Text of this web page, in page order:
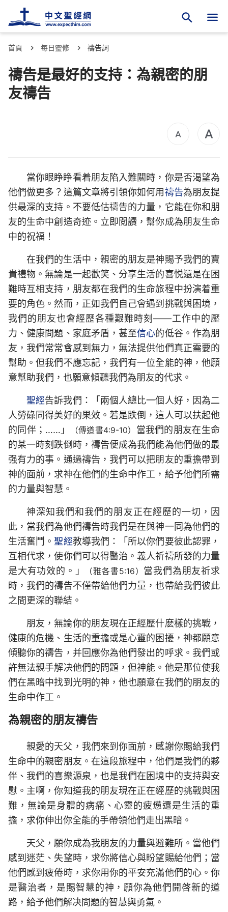
首頁 每日靈修 禱告詞
禱告是最好的支持：為親密的朋
友禱告
當你眼睁睁看着朋友陷入難關時，你是否渴望為
他們做更多？這篇文章將引領你如何用禱告為朋友提
供最深的支持。不要低估禱告的力量，它能在你和朋
友的生命中創造奇迹。立即閲讀，幫你成為朋友生命
中的祝福！
在我們的生活中，親密的朋友是神賜予我們的寶
貴禮物。無論是一起歡笑、分享生活的喜悦還是在困
難時互相支持，朋友都在我們的生命旅程中扮演着重
要的角色。然而，正如我們自己會遇到挑戰與困境，
我們的朋友也會經歷各種艱難時刻——工作中的壓
力、健康問題、家庭矛盾，甚至信心的低谷。作為朋
友，我們常常會感到無力，無法提供他們真正需要的
幫助。但我們不應忘記，我們有一位全能的神，他願
意幫助我們，也願意傾聽我們為朋友的代求。
聖經告訴我們：「兩個人總比一個人好，因為二
人勞碌同得美好的果效。若是跌倒，這人可以扶起他
的同伴；……」
（傳道書4:9-10） 當我們的朋友在生命
的某一時刻跌倒時，禱告便成為我們能為他們做的最
强有力的事。通過禱告，我們可以把朋友的重擔帶到
神的面前，求神在他們的生命中作工，給予他們所需
的力量與智慧。
神深知我們和我們的朋友正在經歷的一切，因
此，當我們為他們禱告時我們是在與神一同為他們的
生活奮鬥。聖經教導我們：「所以你們要彼此認罪，
互相代求，使你們可以得醫治。義人祈禱所發的力量
是大有功效的。」
（雅各書5:16） 當我們為朋友祈求
時，我們的禱告不僅帶給他們力量，也帶給我們彼此
之間更深的聯結。
朋友，無論你的朋友現在正經歷什麽樣的挑戰，
健康的危機、生活的重擔或是心靈的困擾，神都願意
傾聽你的禱告，并回應你為他們發出的呼求。我們或
許無法親手解决他們的問題，但神能。他是那位使我
們在黑暗中找到光明的神，他也願意在我們的朋友的
生命中作工。
為親密的朋友禱告
親愛的天父，我們來到你面前，感謝你賜給我們
生命中的親密朋友。在這段旅程中，他們是我們的夥
伴、我們的喜樂源泉，也是我們在困境中的支持與安
慰。主啊，你知道我的朋友現在正在經歷的挑戰與困
難，無論是身體的病痛、心靈的疲憊還是生活的重
擔，求你伸出你全能的手帶領他們走出黑暗。
天父，願你成為我朋友的力量與避難所。當他們
感到迷茫、失望時，求你將信心與盼望賜給他們；當
他們感到疲倦時，求你用你的平安充滿他們的心。你
是醫治者，是賜智慧的神，願你為他們開啓新的道
路，給予他們解决問題的智慧與勇氣。